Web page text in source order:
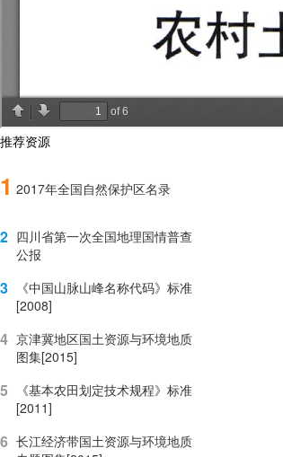
推荐资源
1 2017年全国自然保护区名录
2 四川省第一次全国地理国情普查
公报
3
《中国山脉山峰名称代码》标准
[2008]
4 京津冀地区国土资源与环境地质
图集[2015]
5
《基本农田划定技术规程》标准
[2011]
6 长江经济带国土资源与环境地质